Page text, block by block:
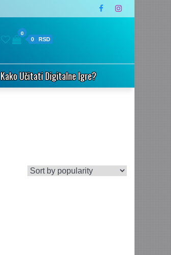
0
0
Kako Učitati Digitalne Igre?